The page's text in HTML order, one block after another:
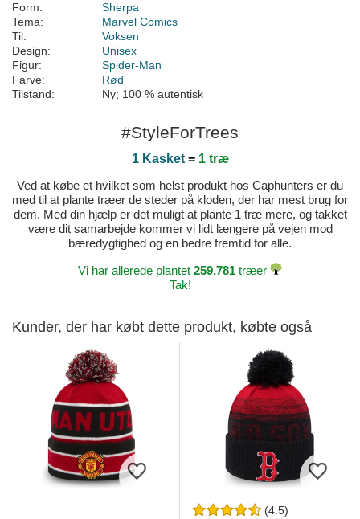
Form:
Sherpa
Tema:
Marvel Comics
Til:
Voksen
Design:
Unisex
Figur:
Spider-Man
Farve:
Rød
Tilstand:
Ny; 100 % autentisk
#StyleForTrees
1 Kasket= 1 træ
Ved at købe et hvilket som helst produkt hos Caphunters er du
med til at plante træer de steder på kloden, der har mest brug for
dem. Med din hjælp er det muligt at plante 1 træ mere, og takket
være dit samarbejde kommer vi lidt længere på vejen mod
bæredygtighed og en bedre fremtid for alle.
Vi har allerede plantet 259.781 træer
Tak!
Kunder, der har købt dette produkt, købte også
(4.5)